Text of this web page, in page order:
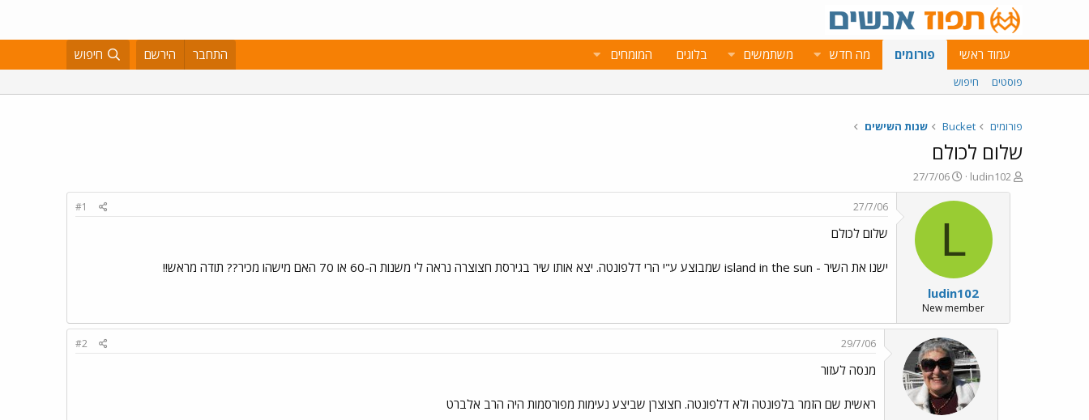
עמוד ראשי פורומים מה חדש משתמשים בלוגים המומחים התחבר הירשם חיפוש
פוסטים חיפוש
פורומים Bucket שנות השישים
שלום לכולם
פ
ו
ludin102
פ
ו
ר
ב
א
ר
י
ך
27/7/06
L
ludin102
New member
27/7/06
#1
שלום לכולם
ישנו את השיר - island in the sun שמבוצע ע"י הרי דלפונטה. יצא אותו שיר בגירסת חצוצרה נראה לי משנות ה-60 או 70 האם מישהו מכיר?? תודה מראש!!
29/7/06
#2
מנסה לעזור
ראשית שם הזמר בלפונטה ולא דלפונטה. חצוצרן שביצע נעימות מפורסמות היה הרב אלברט